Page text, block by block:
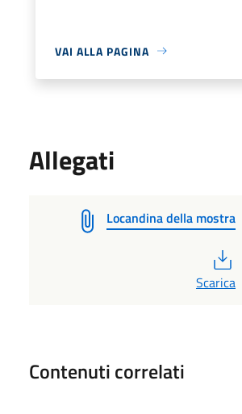
VAI ALLA PAGINA
Allegati
Locandina della mostra
Scarica
Contenuti correlati